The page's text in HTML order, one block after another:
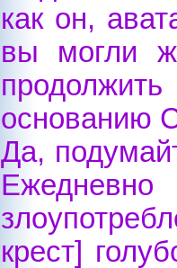
как он,
вы могли
основанию
Да,
крест]